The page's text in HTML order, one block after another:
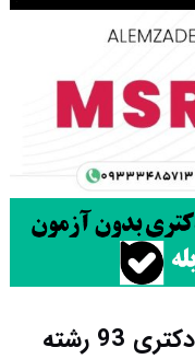
مصاحبه با رتبه برتر آزمون دکتری 93 رشته